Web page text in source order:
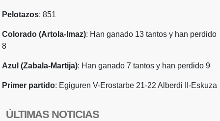
Pelotazos: 851
Colorado (Artola-Imaz): Han ganado 13 tantos y han perdido
8
Azul (Zabala-Martija): Han ganado 7 tantos y han perdido 9
Primer partido: Egiguren V-Erostarbe 21-22 Alberdi II-Eskuza
ÚLTIMAS NOTICIAS